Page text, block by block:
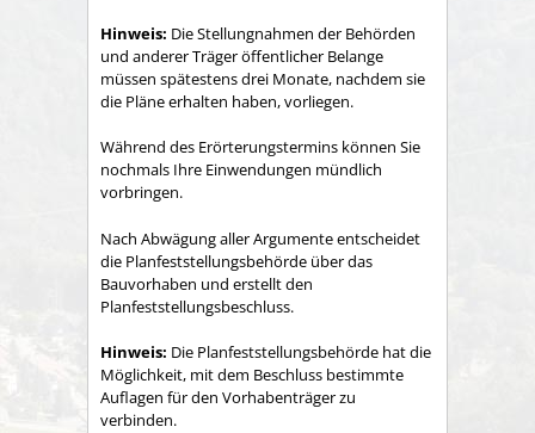
Hinweis: Die Stellungnahmen der Behörden
und anderer Träger öffentlicher Belange
müssen spätestens drei Monate, nachdem sie
die Pläne erhalten haben, vorliegen.
Während des Erörterungstermins können Sie
nochmals Ihre Einwendungen mündlich
vorbringen.
Nach Abwägung aller Argumente entscheidet
die Planfeststellungsbehörde über das
Bauvorhaben und erstellt den
Planfeststellungsbeschluss.
Hinweis: Die Planfeststellungsbehörde hat die
Möglichkeit, mit dem Beschluss bestimmte
Auflagen für den Vorhabenträger zu
verbinden.